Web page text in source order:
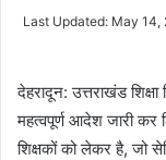
Last Updated: May 14,
देहरादून: उत्तराखंड शिक्षा
महत्वपूर्ण आदेश जारी
शिक्षकों को लेकर है, जो